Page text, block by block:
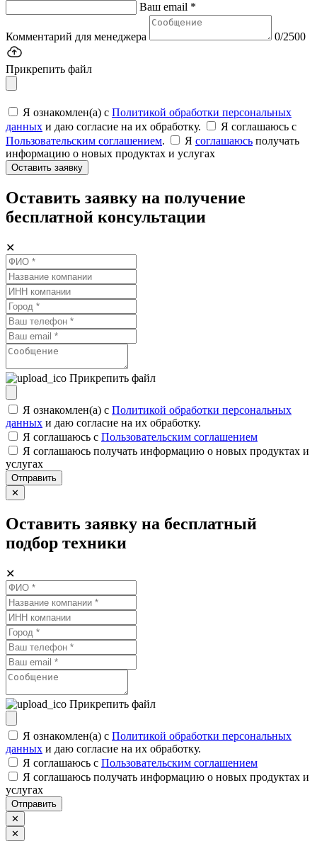
Ваш email *
Комментарий для менеджера 0/2500
Прикрепить файл
Я ознакомлен(а) с Политикой обработки персональных
данных и даю согласие на их обработку.
Я соглашаюсь c
Пользовательским соглашением. Я соглашаюсь получать
информацию о новых продуктах и услугах
Оставить заявку
Оставить заявку на получение
бесплатной консультации
✕
Прикрепить файл
Я ознакомлен(а) с Политикой обработки персональных
данных и даю согласие на их обработку.
Я соглашаюсь c Пользовательским соглашением
Я соглашаюсь получать информацию о новых продуктах и
услугах
Отправить
✕
Оставить заявку на бесплатный
подбор техники
✕
Прикрепить файл
Я ознакомлен(а) с Политикой обработки персональных
данных и даю согласие на их обработку.
Я соглашаюсь c Пользовательским соглашением
Я соглашаюсь получать информацию о новых продуктах и
услугах
Отправить
✕
✕